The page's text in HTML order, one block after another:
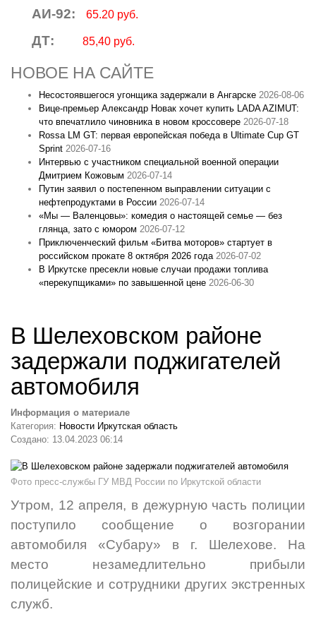
АИ-92: 65.20 руб.
ДТ: 85,40 руб.
НОВОЕ НА САЙТЕ
Несостоявшегося угонщика задержали в Ангарске 2026-08-06
Вице‑премьер Александр Новак хочет купить LADA AZIMUT:
что впечатлило чиновника в новом кроссовере 2026-07-18
Rossa LM GT: первая европейская победа в Ultimate Cup GT
Sprint 2026-07-16
Интервью с участником специальной военной операции
Дмитрием Кожовым 2026-07-14
Путин заявил о постепенном выправлении ситуации с
нефтепродуктами в России 2026-07-14
«Мы — Валенцовы»: комедия о настоящей семье — без
глянца, зато с юмором 2026-07-12
Приключенческий фильм «Битва моторов» стартует в
российском прокате 8 октября 2026 года 2026-07-02
В Иркутске пресекли новые случаи продажи топлива
«перекупщиками» по завышенной цене 2026-06-30
В Шелеховском районе
задержали поджигателей
автомобиля
Информация о материале
Категория: Новости Иркутская область
Создано: 13.04.2023 06:14
Фото пресс-службы ГУ МВД России по Иркутской области
Утром, 12 апреля, в дежурную часть полиции
поступило сообщение о возгорании
автомобиля «Субару» в г. Шелехове. На
место незамедлительно прибыли
полицейские и сотрудники других экстренных
служб.